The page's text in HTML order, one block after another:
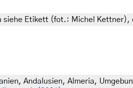
siehe Etikett (fot.: Michel Kettner),
Andalusien, Almeria,